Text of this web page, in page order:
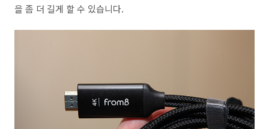
을 좀 더 길게 할 수 있습니다.